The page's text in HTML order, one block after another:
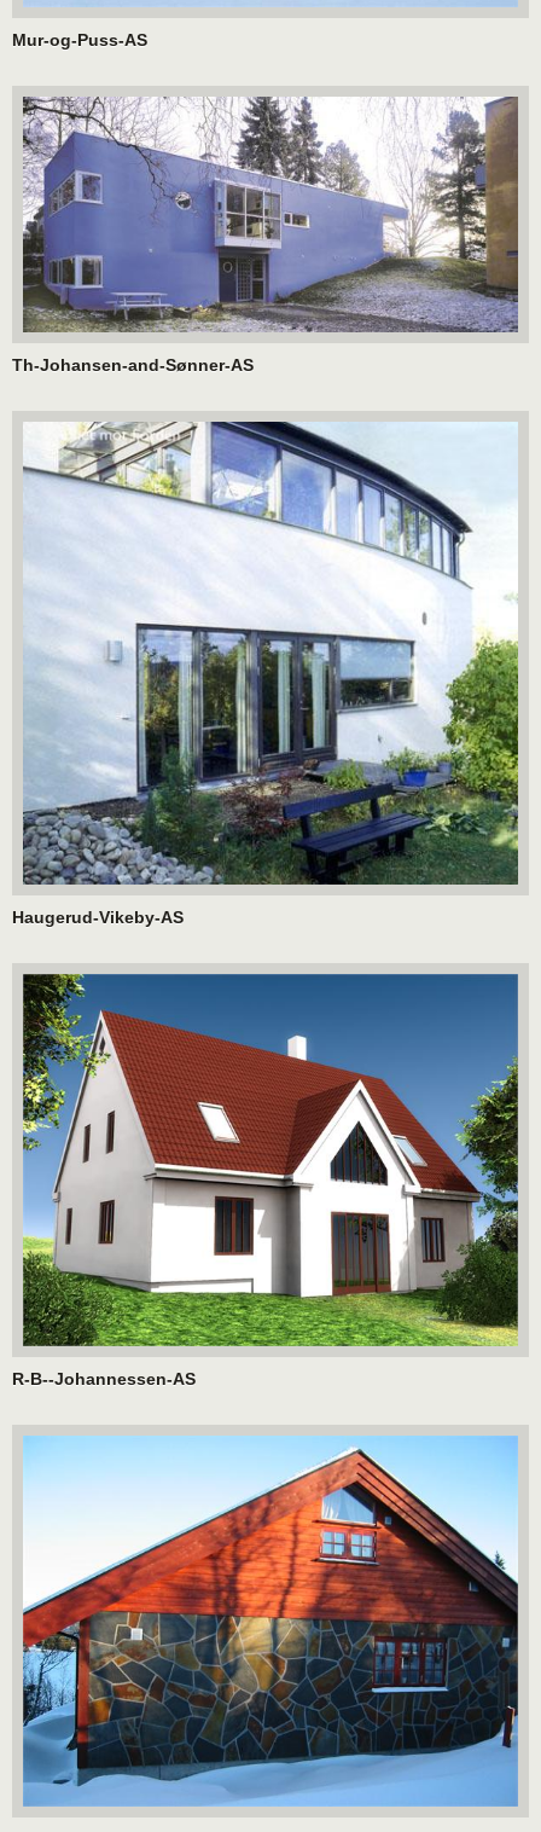
Mur-og-Puss-AS
Th-Johansen-and-Sønner-AS
Haugerud-Vikeby-AS
R-B--Johannessen-AS